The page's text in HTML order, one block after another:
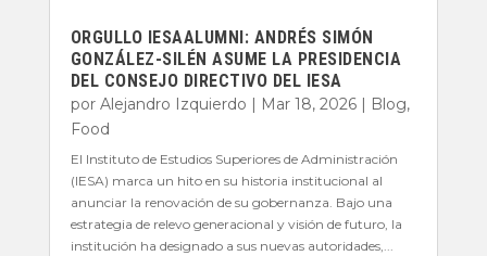
ORGULLO IESAALUMNI: ANDRÉS SIMÓN
GONZÁLEZ-SILÉN ASUME LA PRESIDENCIA
DEL CONSEJO DIRECTIVO DEL IESA
por Alejandro Izquierdo | Mar 18, 2026| Blog,
Food
El Instituto de Estudios Superiores de Administración
(IESA) marca un hito en su historia institucional al
anunciar la renovación de su gobernanza. Bajo una
estrategia de relevo generacional y visión de futuro, la
institución ha designado a sus nuevas autoridades,...